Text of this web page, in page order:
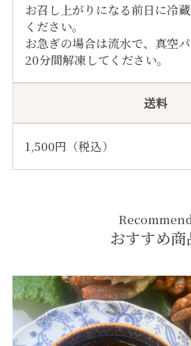
お召し上がりになる前日に冷
ください。
お急ぎの場合は流水で、真空
20分間解凍してください。
送料
1,500円（税込）
Recommend
おすすめ商